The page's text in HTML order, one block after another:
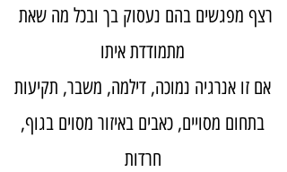
מתמודדת איתו
אם זו אנרגיה נמוכה, דילמה, משבר, תקיעות
בתחום מסויים, כאבים באיזור מסוים בגוף,
חרדות